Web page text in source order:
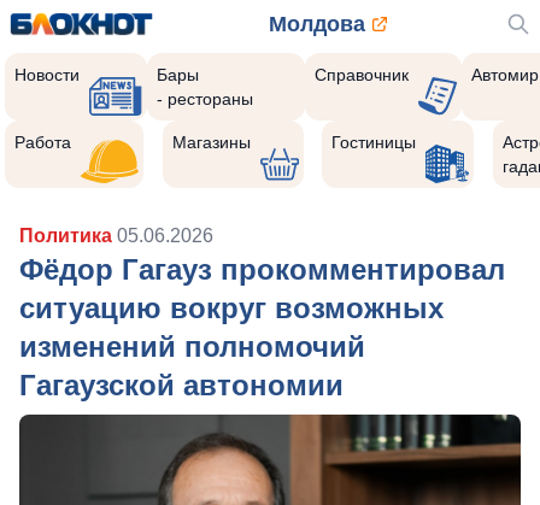
Молдова
Новости
Бары
- рестораны
Справочник Автомир
Работа Магазины Гостиницы
Политика 05.06.2026
Фёдор Гагауз прокомментировал
ситуацию вокруг возможных
изменений полномочий
Гагаузской автономии